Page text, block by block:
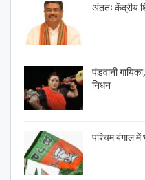
अंततः केंद्रीय
पंडवानी
निधन
पश्चिम बंगाल में